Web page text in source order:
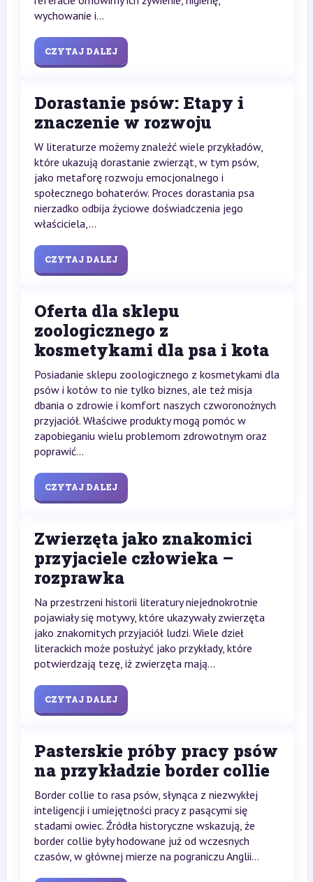
wychowanie i...
CZYTAJ DALEJ
Dorastanie psów: Etapy i
znaczenie w rozwoju
W literaturze możemy znaleźć wiele przykładów,
które ukazują dorastanie zwierząt, w tym psów,
jako metaforę rozwoju emocjonalnego i
społecznego bohaterów. Proces dorastania psa
nierzadko odbija życiowe doświadczenia jego
właściciela,...
CZYTAJ DALEJ
Oferta dla sklepu
zoologicznego z
kosmetykami dla psa i kota
Posiadanie sklepu zoologicznego z kosmetykami dla
psów i kotów to nie tylko biznes, ale też misja
dbania o zdrowie i komfort naszych czworonożnych
przyjaciół. Właściwe produkty mogą pomóc w
zapobieganiu wielu problemom zdrowotnym oraz
poprawić...
CZYTAJ DALEJ
Zwierzęta jako znakomici
przyjaciele człowieka –
rozprawka
Na przestrzeni historii literatury niejednokrotnie
pojawiały się motywy, które ukazywały zwierzęta
jako znakomitych przyjaciół ludzi. Wiele dzieł
literackich może posłużyć jako przykłady, które
potwierdzają tezę, iż zwierzęta mają...
CZYTAJ DALEJ
Pasterskie próby pracy psów
na przykładzie border collie
Border collie to rasa psów, słynąca z niezwykłej
inteligencji i umiejętności pracy z pasącymi się
stadami owiec. Źródła historyczne wskazują, że
border collie były hodowane już od wczesnych
czasów, w głównej mierze na pograniczu Anglii...